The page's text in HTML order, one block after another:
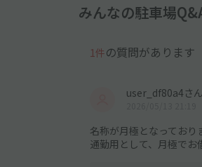
みんなの駐車場
1件の質問があります
user_df80a4さん
名称が月極となっており
通勤用として、月極でお